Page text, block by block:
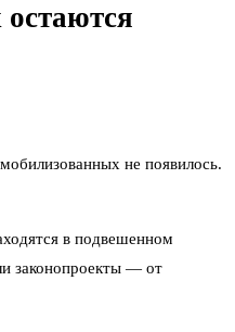
не появилось.
в подвешенном
законопроекты — от